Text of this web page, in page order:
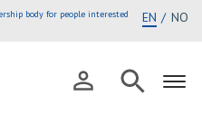
body for people interested
EN NO